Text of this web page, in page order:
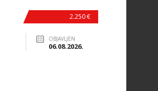
2.250 €
OBJAVLJEN
06.08.2026.